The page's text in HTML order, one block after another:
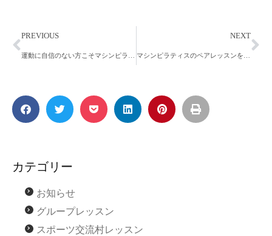
PREVIOUS
運動に自信のない方こそマシンピラティスで無理なくダイエット/下松市/ピラティススタジオ
NEXT
マシンピラティスのペアレッスンを開始致します
カテゴリー
お知らせ
グループレッスン
スポーツ交流村レッスン